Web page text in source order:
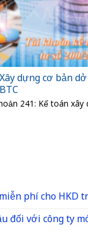
dựng cơ bản
241: Kế toán
phí cho HKD
đối với công ty